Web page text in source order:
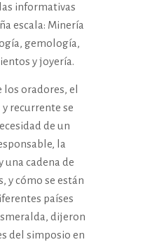
informativas
escala: Minería
gemología,
y joyería.
los oradores, el
recurrente se
de un
la
una cadena de
y cómo se están
países
dijeron
del simposio en